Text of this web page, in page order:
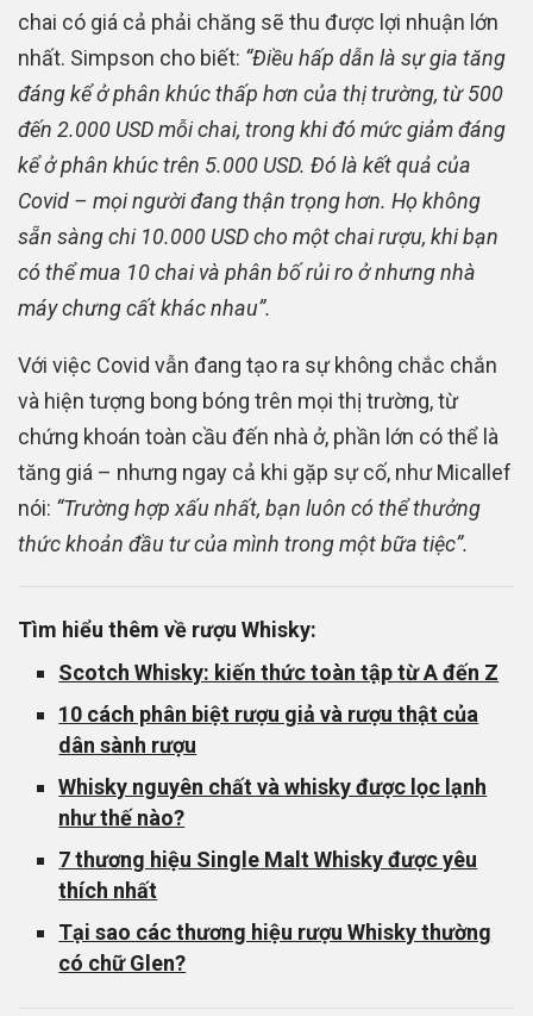
chai có giá cả phải chăng sẽ thu được lợi nhuận lớn
nhất. Simpson cho biết: “Điều hấp dẫn là sự gia tăng
đáng kể ở phân khúc thấp hơn của thị trường, từ 500
đến 2.000 USD mỗi chai, trong khi đó mức giảm đáng
kể ở phân khúc trên 5.000 USD. Đó là kết quả của
Covid – mọi người đang thận trọng hơn. Họ không
sẵn sàng chi 10.000 USD cho một chai rượu, khi bạn
có thể mua 10 chai và phân bố rủi ro ở nhưng nhà
máy chưng cất khác nhau”.
Với việc Covid vẫn đang tạo ra sự không chắc chắn
và hiện tượng bong bóng trên mọi thị trường, từ
chứng khoán toàn cầu đến nhà ở, phần lớn có thể là
tăng giá – nhưng ngay cả khi gặp sự cố, như Micallef
nói: “Trường hợp xấu nhất, bạn luôn có thể thưởng
thức khoản đầu tư của mình trong một bữa tiệc”.
Tìm hiểu thêm về rượu Whisky:
Scotch Whisky: kiến thức toàn tập từ A đến Z
10 cách phân biệt rượu giả và rượu thật của
dân sành rượu
Whisky nguyên chất và whisky được lọc lạnh
như thế nào?
7 thương hiệu Single Malt Whisky được yêu
thích nhất
Tại sao các thương hiệu rượu Whisky thường
có chữ Glen?